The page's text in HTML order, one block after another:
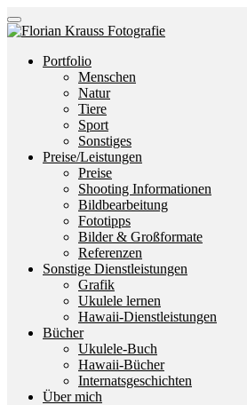
Portfolio
Menschen
Natur
Tiere
Sport
Sonstiges
Preise/Leistungen
Preise
Shooting Informationen
Bildbearbeitung
Fototipps
Bilder & Großformate
Referenzen
Sonstige Dienstleistungen
Grafik
Ukulele lernen
Hawaii-Dienstleistungen
Bücher
Ukulele-Buch
Hawaii-Bücher
Internatsgeschichten
Über mich